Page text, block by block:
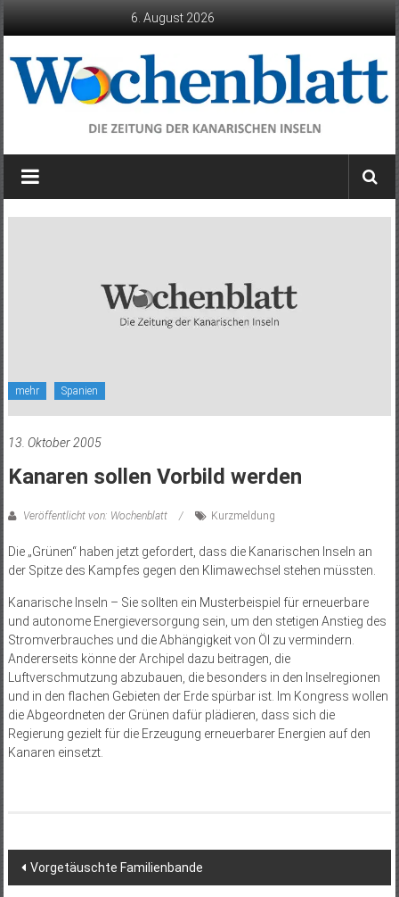
6. August 2026
Wochenblatt
die
mehr Spanien
13. Oktober 2005
Kanaren sollen Vorbild werden
Veröffentlicht von: Wochenblatt Kurzmeldung
Die „Grünen“ haben jetzt gefordert, dass die Kanarischen Inseln an
der Spitze des Kampfes gegen den Klimawechsel stehen müssten.
Kanarische Inseln – Sie sollten ein Musterbeispiel für erneuerbare
und autonome Energieversorgung sein, um den stetigen Anstieg des
Stromverbrauches und die Abhängigkeit von Öl zu vermindern.
Andererseits könne der Archipel dazu beitragen, die
Luftverschmutzung abzubauen, die besonders in den Inselregionen
und in den flachen Gebieten der Erde spürbar ist. Im Kongress wollen
die Abgeordneten der Grünen dafür plädieren, dass sich die
Regierung gezielt für die Erzeugung erneuerbarer Energien auf den
Kanaren einsetzt.
Beitragsnavigation
Vorgetäuschte Familienbande